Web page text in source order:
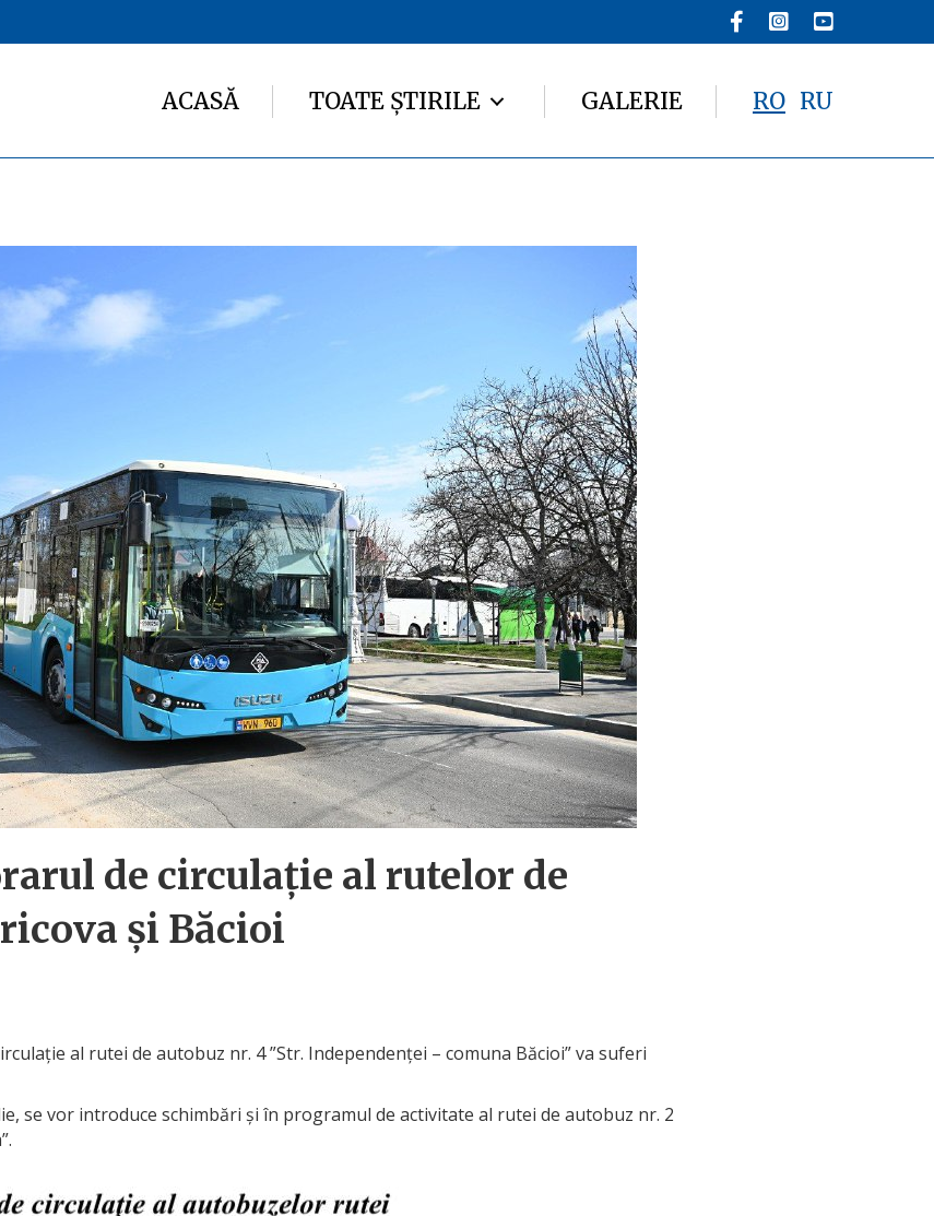
ACASĂ TOATE ȘTIRILE GALERIE RO RU
de circulație al rutelor de
și Băcioi
al rutei de autobuz nr. 4 ”Str. Independenței – comuna Băcioi” va suferi
se vor introduce schimbări și în programul de activitate al rutei de autobuz nr. 2